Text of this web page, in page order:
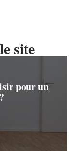
site
pour un